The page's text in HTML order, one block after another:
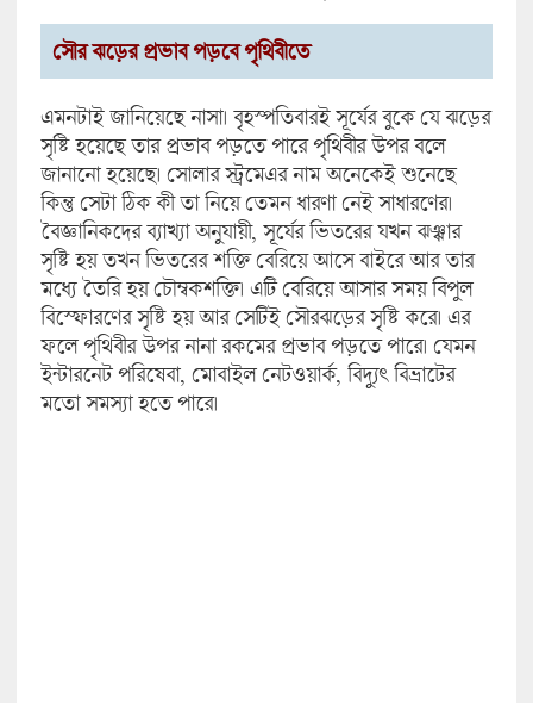
সৌর ঝড়ের প্রভাব পড়বে পৃথিবীতে
এমনটাই জানিয়েছে নাসা। বৃহস্পতিবারই সূর্যের বুকে যে ঝড়ের
সৃষ্টি হয়েছে তার প্রভাব পড়তে পারে পৃথিবীর উপর বলে
জানানো হয়েছে। সোলার স্ট্রমেএর নাম অনেকেই শুনেছে
কিন্তু সেটা ঠিক কী তা নিয়ে তেমন ধারণা নেই সাধারণের।
বৈজ্ঞানিকদের ব্যাখ্যা অনুযায়ী, সূর্যের ভিতরের যখন ঝঞ্ঝার
সৃষ্টি হয় তখন ভিতরের শক্তি বেরিয়ে আসে বাইরে আর তার
মধ্যে তৈরি হয় চৌম্বকশক্তি। এটি বেরিয়ে আসার সময় বিপুল
বিস্ফোরণের সৃষ্টি হয় আর সেটিই সৌরঝড়ের সৃষ্টি করে। এর
ফলে পৃথিবীর উপর নানা রকমের প্রভাব পড়তে পারে। যেমন
ইন্টারনেট পরিষেবা, মোবাইল নেটওয়ার্ক, বিদ্যুৎ বিভ্রাটের
মতো সমস্যা হতে পারে।